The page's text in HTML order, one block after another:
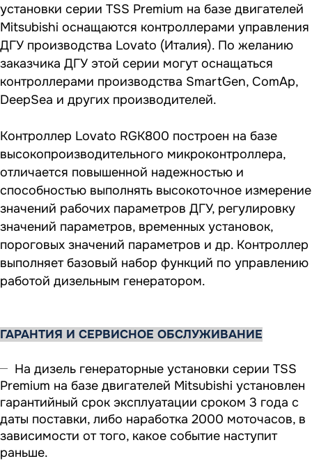
установки серии TSS Premium на базе двигателей
Mitsubishi оснащаются контроллерами управления
ДГУ производства Lovato (Италия). По желанию
заказчика ДГУ этой серии могут оснащаться
контроллерами производства SmartGen, ComAp,
DeepSea и других производителей.
Контроллер Lovato RGK800 построен на базе
высокопроизводительного микроконтроллера,
отличается повышенной надежностью и
способностью выполнять высокоточное измерение
значений рабочих параметров ДГУ, регулировку
значений параметров, временных установок,
пороговых значений параметров и др. Контроллер
выполняет базовый набор функций по управлению
работой дизельным генератором.
ГАРАНТИЯ И СЕРВИСНОЕ ОБСЛУЖИВАНИЕ
На дизель генераторные установки серии TSS
Premium на базе двигателей Mitsubishi установлен
гарантийный срок эксплуатации сроком 3 года с
даты поставки, либо наработка 2000 моточасов, в
зависимости от того, какое событие наступит
раньше.